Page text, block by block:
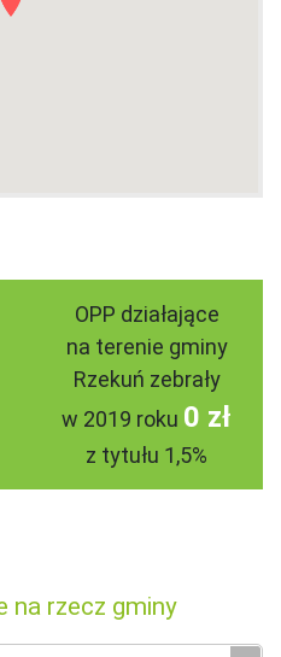
OPP działające
na terenie gminy
Rzekuń zebrały
w 2019 roku 0 zł
z tytułu 1,5%
na rzecz gminy